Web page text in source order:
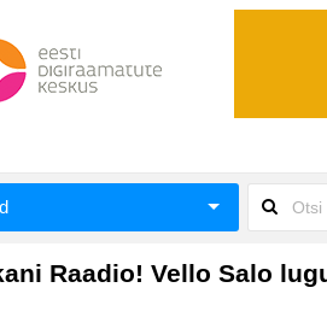
lastele ja noortele
Raadio! Vello Salo